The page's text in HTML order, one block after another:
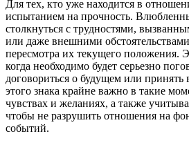
Для тех, кто уже находится в
испытанием на прочность.
столкнуться с трудностями,
или даже внешними
пересмотра их текущего положения.
когда необходимо будет серьезно
договориться о будущем или
этого знака крайне важно в такие
чувствах и желаниях, а также
чтобы не разрушить отношения на
событий.